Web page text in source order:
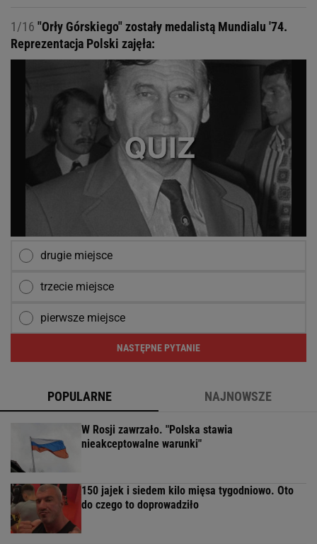
1/16 "Orły Górskiego" zostały medalistą Mundialu '74.
Reprezentacja Polski zajęła:
drugie miejsce
trzecie miejsce
pierwsze miejsce
NASTĘPNE PYTANIE
POPULARNE NAJNOWSZE
W Rosji zawrzało. "Polska stawia
nieakceptowalne warunki"
150 jajek i siedem kilo mięsa tygodniowo. Oto
do czego to doprowadziło